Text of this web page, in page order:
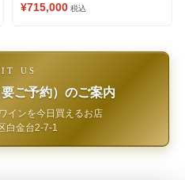
¥715,000 税込
US
ご予約）のご案内
インを今日買えるお店
白金台2-7-1